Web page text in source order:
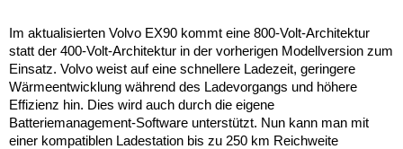
Im aktualisierten Volvo EX90 kommt eine 800-Volt-Architektur
statt der 400-Volt-Architektur in der vorherigen Modellversion zum
Einsatz. Volvo weist auf eine schnellere Ladezeit, geringere
Wärmeentwicklung während des Ladevorgangs und höhere
Effizienz hin. Dies wird auch durch die eigene
Batteriemanagement-Software unterstützt. Nun kann man mit
einer kompatiblen Ladestation bis zu 250 km Reichweite